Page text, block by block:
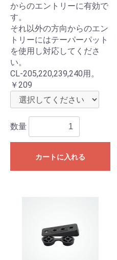
からのエントリーに有効で
す。
それ以外の方向からのエン
トリーにはテーパーパット
を使用し対応してくださ
い。
CL-205,220,239,240用。
￥209
数量
カートに入れる